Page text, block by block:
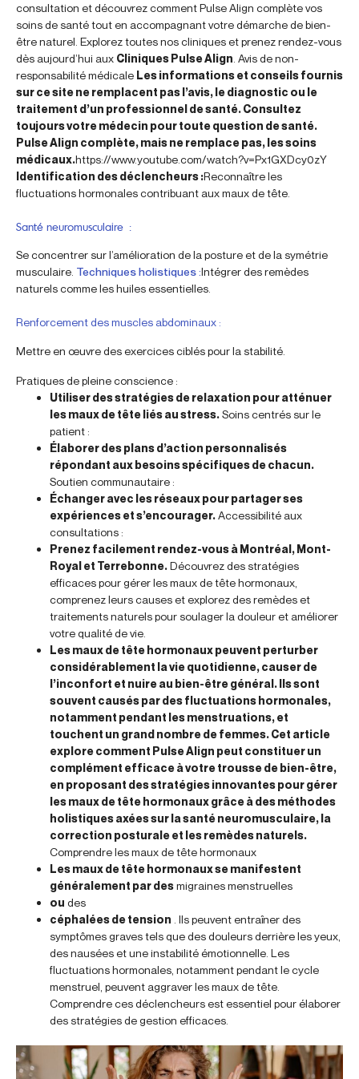
consultation et découvrez comment Pulse Align complète vos
soins de santé tout en accompagnant votre démarche de bien-
être naturel. Explorez toutes nos cliniques et prenez rendez-vous
dès aujourd’hui aux Cliniques Pulse Align . Avis de non-
responsabilité médicale Les informations et conseils fournis
sur ce site ne remplacent pas l’avis, le diagnostic ou le
traitement d’un professionnel de santé. Consultez
toujours votre médecin pour toute question de santé.
Pulse Align complète, mais ne remplace pas, les soins
médicaux.https://www.youtube.com/watch?v=Px1GXDcy0zY
Identification des déclencheurs :Reconnaître les
fluctuations hormonales contribuant aux maux de tête.
Santé neuromusculaire :
Se concentrer sur l’amélioration de la posture et de la symétrie
musculaire. Techniques holistiques :Intégrer des remèdes
naturels comme les huiles essentielles.
Renforcement des muscles abdominaux :
Mettre en œuvre des exercices ciblés pour la stabilité.
Pratiques de pleine conscience :
Utiliser des stratégies de relaxation pour atténuer
les maux de tête liés au stress.Soins centrés sur le
patient :
Élaborer des plans d’action personnalisés
répondant aux besoins spécifiques de chacun.
Soutien communautaire :
Échanger avec les réseaux pour partager ses
expériences et s’encourager.Accessibilité aux
consultations :
Prenez facilement rendez-vous à Montréal, Mont-
Royal et Terrebonne.Découvrez des stratégies
efficaces pour gérer les maux de tête hormonaux,
comprenez leurs causes et explorez des remèdes et
traitements naturels pour soulager la douleur et améliorer
votre qualité de vie.
Les maux de tête hormonaux peuvent perturber
considérablement la vie quotidienne, causer de
l’inconfort et nuire au bien-être général. Ils sont
souvent causés par des fluctuations hormonales,
notamment pendant les menstruations, et
touchent un grand nombre de femmes. Cet article
explore comment Pulse Align peut constituer un
complément efficace à votre trousse de bien-être,
en proposant des stratégies innovantes pour gérer
les maux de tête hormonaux grâce à des méthodes
holistiques axées sur la santé neuromusculaire, la
correction posturale et les remèdes naturels.
Comprendre les maux de tête hormonaux
Les maux de tête hormonaux se manifestent
généralement par desmigraines menstruelles
ou des
céphalées de tension . Ils peuvent entraîner des
symptômes graves tels que des douleurs derrière les yeux,
des nausées et une instabilité émotionnelle. Les
fluctuations hormonales, notamment pendant le cycle
menstruel, peuvent aggraver les maux de tête.
Comprendre ces déclencheurs est essentiel pour élaborer
des stratégies de gestion efficaces.